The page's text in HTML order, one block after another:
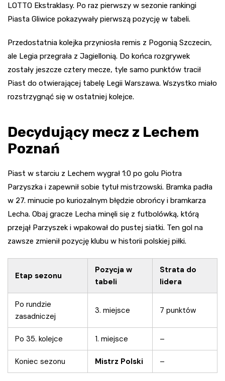
LOTTO Ekstraklasy. Po raz pierwszy w sezonie rankingi
Piasta Gliwice pokazywały pierwszą pozycję w tabeli.
Przedostatnia kolejka przyniosła remis z Pogonią Szczecin,
ale Legia przegrała z Jagiellonią. Do końca rozgrywek
zostały jeszcze cztery mecze, tyle samo punktów tracił
Piast do otwierającej tabelę Legii Warszawa. Wszystko miało
rozstrzygnąć się w ostatniej kolejce.
Decydujący mecz z Lechem
Poznań
Piast w starciu z Lechem wygrał 1:0 po golu Piotra
Parzyszka i zapewnił sobie tytuł mistrzowski. Bramka padła
w 27. minucie po kuriozalnym błędzie obrońcy i bramkarza
Lecha. Obaj gracze Lecha minęli się z futbolówką, którą
przejął Parzyszek i wpakował do pustej siatki. Ten gol na
zawsze zmienił pozycję klubu w historii polskiej piłki.
Etap sezonu
Pozycja w
tabeli
Strata do
lidera
Po rundzie
zasadniczej
3. miejsce 7 punktów
Po 35. kolejce 1. miejsce –
Koniec sezonu Mistrz Polski –